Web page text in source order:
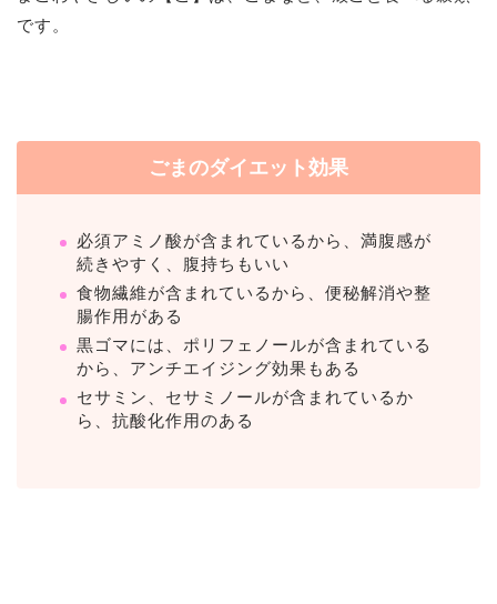
です。
ごまのダイエット効果
必須アミノ酸が含まれているから、満腹感が
続きやすく、腹持ちもいい
食物繊維が含まれているから、便秘解消や整
腸作用がある
黒ゴマには、ポリフェノールが含まれている
から、アンチエイジング効果もある
セサミン、セサミノールが含まれているか
ら、抗酸化作用のある